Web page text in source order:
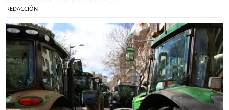
REDACCIÓN